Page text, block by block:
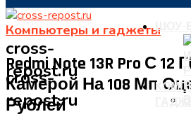
cross-
repost.ru
cross-
repost.ru
ШОУ-
Компьютеры и гаджеты
Redmi Note 13R Pro С
Камерой На 108 Мп
Рублей